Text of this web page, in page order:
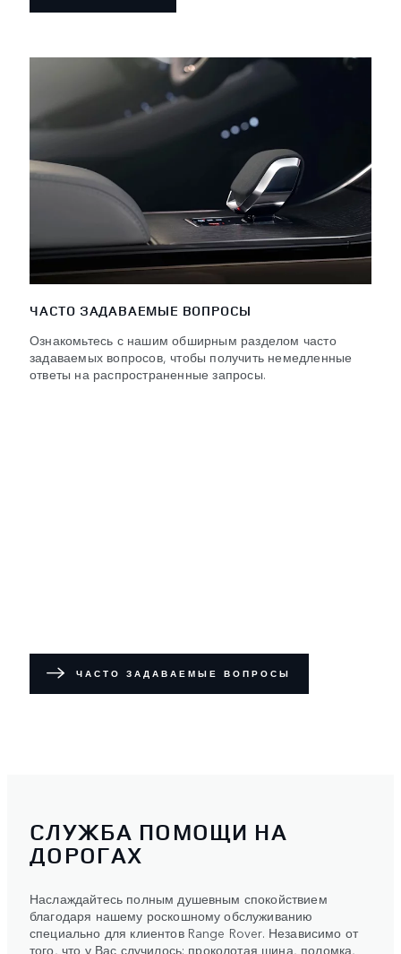
ЧАСТО ЗАДАВАЕМЫЕ ВОПРОСЫ
Ознакомьтесь с нашим обширным разделом часто
задаваемых вопросов, чтобы получить немедленные
ответы на распространенные запросы.
ЧАСТО ЗАДАВАЕМЫЕ ВОПРОСЫ
СЛУЖБА ПОМОЩИ НА
ДОРОГАХ
Наслаждайтесь полным душевным спокойствием
благодаря нашему роскошному обслуживанию
специально для клиентов Range Rover. Независимо от
того, что у Вас случилось: проколотая шина, поломка,